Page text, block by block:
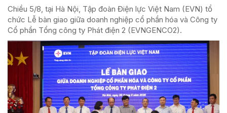
Chiều 5/8, tại Hà Nội, Tập đoàn Điện lực Việt Nam (EVN) tổ
chức Lễ bàn giao giữa doanh nghiệp cổ phần hóa và Công ty
Cổ phần Tổng công ty Phát điện 2 (EVNGENCO2).